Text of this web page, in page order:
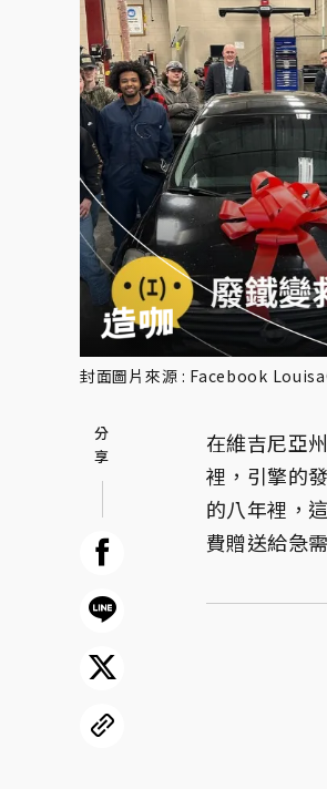
封面圖片來源 : Facebook
在維吉尼亞
裡，引擎的
的八年裡，
費贈送給急